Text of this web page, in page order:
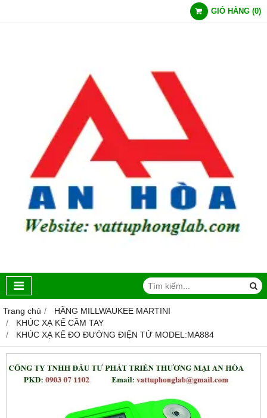
GIỎ HÀNG (0)
Trang chủ
HÃNG MILLWAUKEE MARTINI
KHÚC XẠ KẾ CẦM TAY
KHÚC XẠ KẾ ĐO ĐƯỜNG ĐIỆN TỬ MODEL:MA884